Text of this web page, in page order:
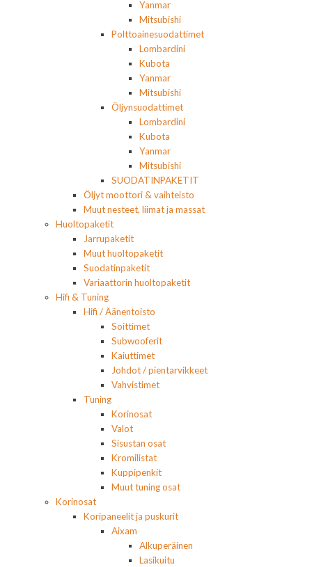
Yanmar
Mitsubishi
Polttoainesuodattimet
Lombardini
Kubota
Yanmar
Mitsubishi
Öljynsuodattimet
Lombardini
Kubota
Yanmar
Mitsubishi
SUODATINPAKETIT
Öljyt moottori & vaihteisto
Muut nesteet, liimat ja massat
Huoltopaketit
Jarrupaketit
Muut huoltopaketit
Suodatinpaketit
Variaattorin huoltopaketit
Hifi & Tuning
Hifi / Äänentoisto
Soittimet
Subwooferit
Kaiuttimet
Johdot / pientarvikkeet
Vahvistimet
Tuning
Korinosat
Valot
Sisustan osat
Kromilistat
Kuppipenkit
Muut tuning osat
Korinosat
Koripaneelit ja puskurit
Aixam
Alkuperäinen
Lasikuitu